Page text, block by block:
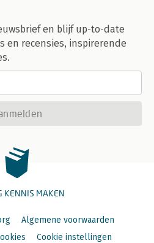
en blijf up-to-date
en recensies, inspirerende
KENNIS MAKEN
Algemene voorwaarden
Cookie instellingen